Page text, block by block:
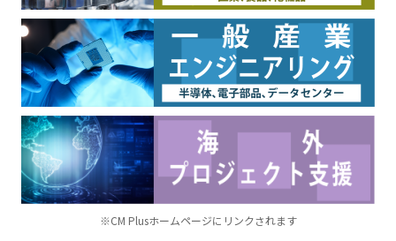
※CM Plusホームページにリンクされます